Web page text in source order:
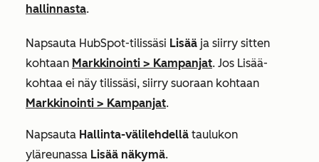
hallinnasta.
Napsauta HubSpot-tilissäsi Lisää ja siirry sitten
kohtaan Markkinointi > Kampanjat. Jos Lisää-
kohtaa ei näy tilissäsi, siirry suoraan kohtaan
Markkinointi > Kampanjat.
Napsauta Hallinta-välilehdellä taulukon
yläreunassa Lisää näkymä.